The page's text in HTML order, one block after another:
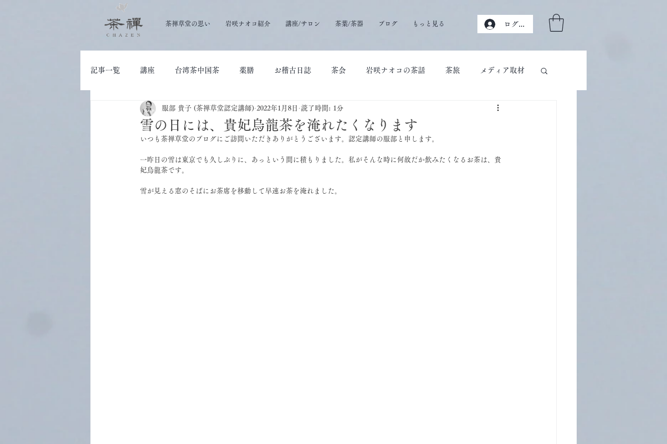
茶禅草堂の思い 岩咲ナオコ紹介 講座/サロン 茶葉/茶器 ブログ もっと見る ログイン
記事一覧 講座 台湾茶中国茶 薬膳 お稽古日誌 茶会 岩咲ナオコの茶話 茶旅 メディア取材
大人の学び 茶道具
雪の日には、貴妃烏龍茶を淹れたくなります
服部 貴子 (茶禅草堂認定講師) 2022年1月8日 読了時間: 1分
いつも茶禅草堂のブログにご訪問いただきありがとうございます。認定講師の服部と申します。
一昨日の雪は東京でも久しぶりに、あっという間に積もりました。私がそんな時に何故だか飲みたくなるお茶は、貴
妃烏龍茶です。
雪が見える窓のそばにお茶席を移動して早速お茶を淹れました。